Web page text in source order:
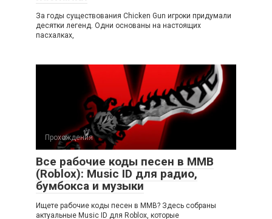
За годы существования Chicken Gun игроки придумали
десятки легенд. Одни основаны на настоящих
пасхалках,
Прохождения
Все рабочие коды песен в ММВ
(Roblox): Music ID для радио,
бумбокса и музыки
Ищете рабочие коды песен в ММВ? Здесь собраны
актуальные Music ID для Roblox, которые